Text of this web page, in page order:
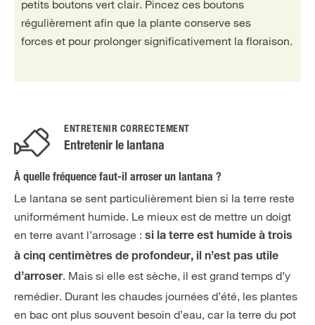
petits boutons vert clair. Pincez ces boutons
régulièrement afin que la plante conserve ses
forces et pour prolonger significativement la floraison.
ENTRETENIR CORRECTEMENT
Entretenir le lantana
À quelle fréquence faut-il arroser un lantana ?
Le lantana se sent particulièrement bien si la terre reste
uniformément humide. Le mieux est de mettre un doigt
en terre avant l’arrosage : si la terre est humide à trois
à cinq centimètres de profondeur, il n’est pas utile
d’arroser. Mais si elle est sèche, il est grand temps d’y
remédier. Durant les chaudes journées d’été, les plantes
en bac ont plus souvent besoin d’eau, car la terre du pot